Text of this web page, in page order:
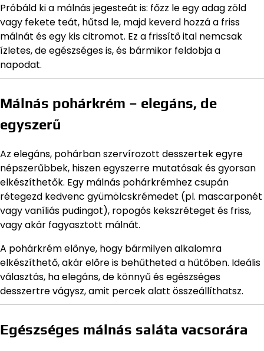
Próbáld ki a málnás jegesteát is: főzz le egy adag zöld
vagy fekete teát, hűtsd le, majd keverd hozzá a friss
málnát és egy kis citromot. Ez a frissítő ital nemcsak
ízletes, de egészséges is, és bármikor feldobja a
napodat.
Málnás pohárkrém – elegáns, de
egyszerű
Az elegáns, pohárban szervírozott desszertek egyre
népszerűbbek, hiszen egyszerre mutatósak és gyorsan
elkészíthetők. Egy málnás pohárkrémhez csupán
rétegezd kedvenc gyümölcskrémedet (pl. mascarponét
vagy vaníliás pudingot), ropogós kekszréteget és friss,
vagy akár fagyasztott málnát.
A pohárkrém előnye, hogy bármilyen alkalomra
elkészíthető, akár előre is behűtheted a hűtőben. Ideális
választás, ha elegáns, de könnyű és egészséges
desszertre vágysz, amit percek alatt összeállíthatsz.
Egészséges málnás saláta vacsorára